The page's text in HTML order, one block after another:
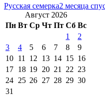
Русская семерка2 месяца
Август 2026
Пн Вт Ср Чт Пт Сб Вс
1
2
3
4 5 6 7 8
9
10 11 12 13 14 15 16
17 18 19 20 21 22 23
24 25 26 27 28 29 30
31